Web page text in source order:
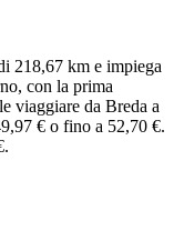
218,67 km e impiega
con la prima
viaggiare da Breda a
€ o fino a 52,70 €.